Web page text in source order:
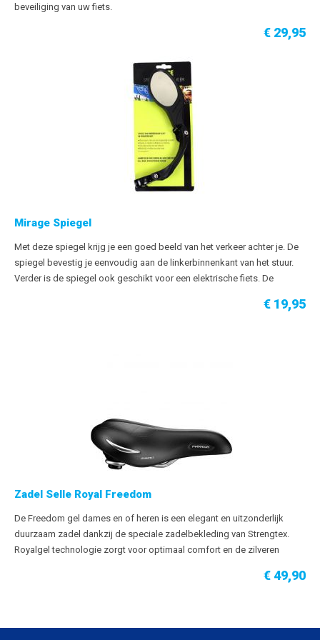
beveiliging van uw fiets.
De RLC 140 beschikt over een gehard stalen 10 mm dikke plug-in pin.
lantaarnpaal of hek. De insteekketting wordt geleverd in een zwarte
Let op: het aangegeven beveiligingsniveau is alleen van toepassing als
deze ketting gecombineerd wordt met één van bovengenoemde AXA
€ 29,95
Mirage Spiegel
Met deze spiegel krijg je een goed beeld van het verkeer achter je. De
spiegel bevestig je eenvoudig aan de linkerbinnenkant van het stuur.
Verder is de spiegel ook geschikt voor een elektrische fiets. De
reflector zitten, zodat je ook in het donker altijd goed zichtbaar bent.
€ 19,95
Zadel Selle Royal Freedom
De Freedom gel dames en of heren is een elegant en uitzonderlijk
duurzaam zadel dankzij de speciale zadelbekleding van Strengtex.
Royalgel technologie zorgt voor optimaal comfort en de zilveren
krassen. Dankzij zijn unieke, driedimensionale gelstructuur staat
comfortabele toplaag die zorgt voor een versterkte elasticiteit en zeer
€ 49,90